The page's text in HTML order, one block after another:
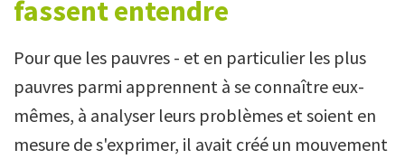
fassent entendre
Pour que les pauvres - et en particulier les plus
pauvres parmi apprennent à se connaître eux-
mêmes, à analyser leurs problèmes et soient en
mesure de s'exprimer, il avait créé un mouvement